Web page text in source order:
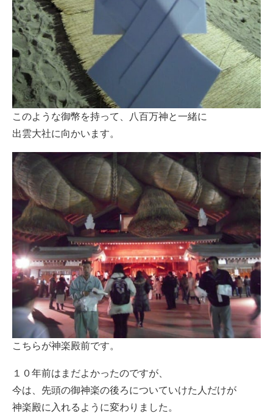
このような御幣を持って、八百万神と一緒に
出雲大社に向かいます。
こちらが神楽殿前です。
１０年前はまだよかったのですが、
今は、先頭の御神楽の後ろについていけた人だけが
神楽殿に入れるように変わりました。